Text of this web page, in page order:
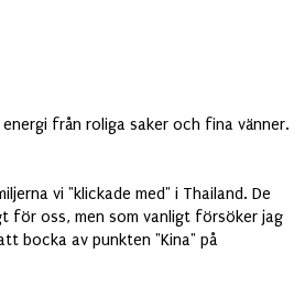
från roliga saker och fina vänner.
vi "klickade med" i Thailand. De
för oss, men som vanligt försöker jag
bocka av punkten "Kina" på